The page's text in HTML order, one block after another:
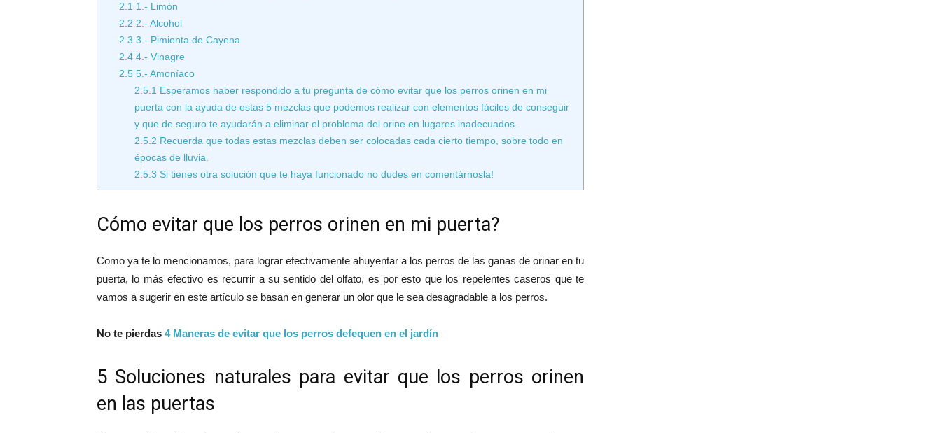
2.1 1.- Limón
2.2 2.- Alcohol
2.3 3.- Pimienta de Cayena
2.4 4.- Vinagre
2.5 5.- Amoníaco
2.5.1 Esperamos haber respondido a tu pregunta de cómo evitar que los perros orinen en mi
puerta con la ayuda de estas 5 mezclas que podemos realizar con elementos fáciles de conseguir
y que de seguro te ayudarán a eliminar el problema del orine en lugares inadecuados.
2.5.2 Recuerda que todas estas mezclas deben ser colocadas cada cierto tiempo, sobre todo en
épocas de lluvia.
2.5.3 Si tienes otra solución que te haya funcionado no dudes en comentárnosla!
Cómo evitar que los perros orinen en mi puerta?
Como ya te lo mencionamos, para lograr efectivamente ahuyentar a los perros de las ganas de orinar en tu
puerta, lo más efectivo es recurrir a su sentido del olfato, es por esto que los repelentes caseros que te
vamos a sugerir en este artículo se basan en generar un olor que le sea desagradable a los perros.
No te pierdas 4 Maneras de evitar que los perros defequen en el jardín
5 Soluciones naturales para evitar que los perros orinen
en las puertas